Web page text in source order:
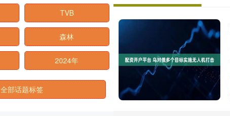
TVB
森林
2024年
全部话题标签